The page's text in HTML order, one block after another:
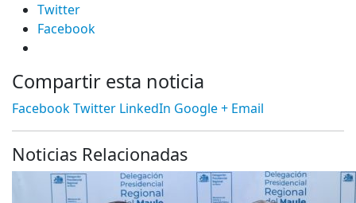
Twitter
Facebook
Compartir esta noticia
FacebookTwitter LinkedIn Google + Email
Noticias Relacionadas